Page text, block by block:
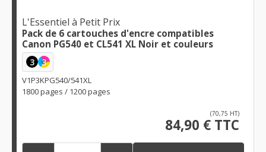
L'Essentiel à Petit Prix
Pack de 6 cartouches d'encre compatibles
Canon PG540 et CL541 XL Noir et couleurs
3 3
V1P3KPG540/541XL
1800 pages / 1200 pages
(70,75 HT)
84,90 € TTC